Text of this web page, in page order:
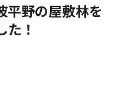
平野の屋敷林を
！